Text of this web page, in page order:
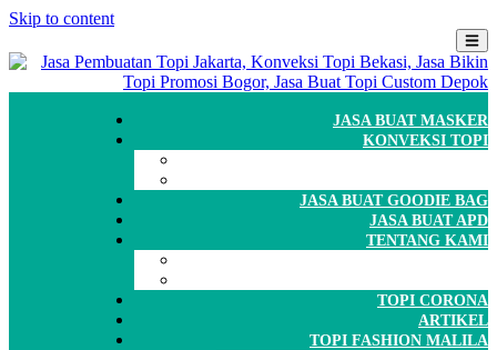
Skip to content
JASA BUAT MASKER
KONVEKSI TOPI
JASA BUAT GOODIE BAG
JASA BUAT APD
TENTANG KAMI
TOPI CORONA
ARTIKEL
TOPI FASHION MALILA